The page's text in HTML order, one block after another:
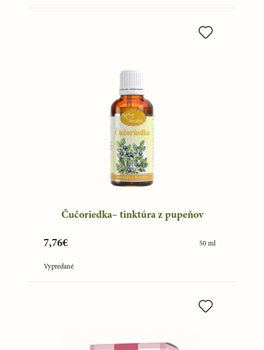
Čučoriedka– tinktúra z pupeňov
7,76€ 50 ml
Vypredané